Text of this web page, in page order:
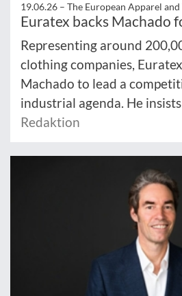
19.06.26 – The European Apparel
Euratex backs Machado
Representing around
clothing companies,
Machado to lead a
industrial agenda. He insists
Redaktion